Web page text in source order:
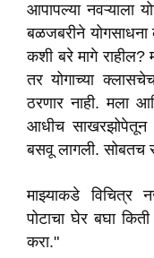
आपापल्या नवऱ्याला
बळजबरीने योगसाधना
कशी बरे मागे राहील?
तर योगाच्या
ठरणार नाही. मला
आधीच साखरझोपेतून
बसवू लागली. सोबतच
माझ्याकडे विचित्र
पोटाचा घेर बघा
करा."